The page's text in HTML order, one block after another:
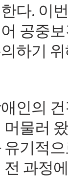
다. 이
공중
하기
인의
머물러
유기적
전 과정